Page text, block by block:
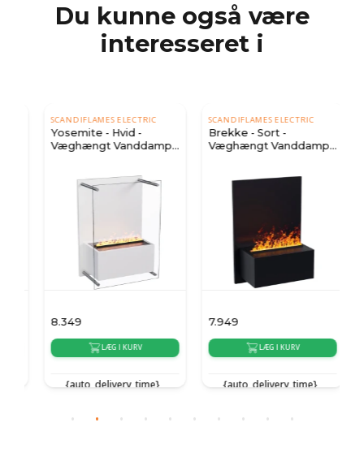
Du kunne også være
interesseret i
SCANDIFLAMES ELECTRIC
Yosemite - Hvid -
Væghængt Vanddamp
8.349
LÆG I KURV
{auto_delivery_time}
SCANDIFLAMES ELECTRIC
Brekke - Sort -
Væghængt Vanddamp
7.949
LÆG I KURV
{auto_delivery_time}